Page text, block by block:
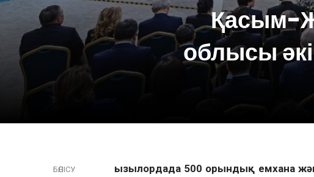
Қасым-
облысы
БӨЛІСУ
Қызылордада 500 орындық емхана